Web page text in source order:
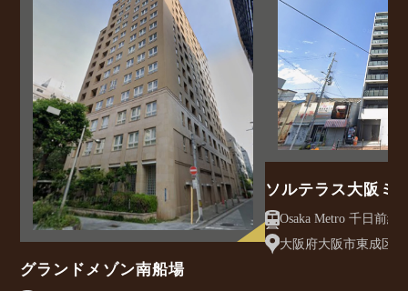
グランドメゾン南船場
ソルテラス大阪ミ
クレアスト
大阪府大阪市東成区